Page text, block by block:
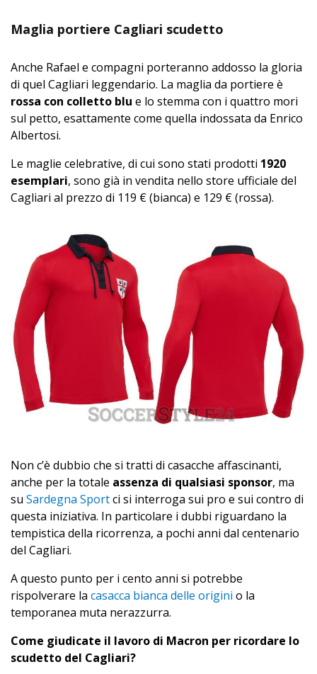
Maglia portiere Cagliari scudetto
Anche Rafael e compagni porteranno addosso la gloria
di quel Cagliari leggendario. La maglia da portiere è
rossa con colletto blu e lo stemma con i quattro mori
sul petto, esattamente come quella indossata da Enrico
Albertosi.
Le maglie celebrative, di cui sono stati prodotti 1920
esemplari, sono già in vendita nello store ufficiale del
Cagliari al prezzo di 119 € (bianca) e 129 € (rossa).
Non c’è dubbio che si tratti di casacche affascinanti,
anche per la totale assenza di qualsiasi sponsor, ma
su Sardegna Sportci si interroga sui pro e sui contro di
questa iniziativa. In particolare i dubbi riguardano la
tempistica della ricorrenza, a pochi anni dal centenario
del Cagliari.
A questo punto per i cento anni si potrebbe
rispolverare la casacca bianca delle origini o la
temporanea muta nerazzurra.
Come giudicate il lavoro di Macron per ricordare lo
scudetto del Cagliari?